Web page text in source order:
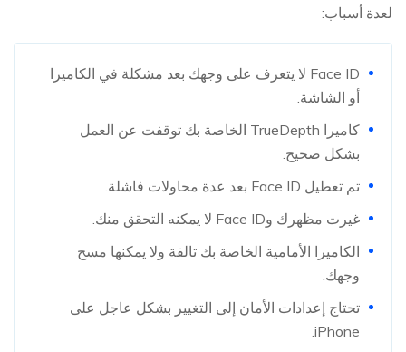
لعدة أسباب:
Face ID لا يتعرف على وجهك بعد مشكلة في الكاميرا
أو الشاشة.
كاميرا TrueDepth الخاصة بك توقفت عن العمل
بشكل صحيح.
تم تعطيل Face ID بعد عدة محاولات فاشلة.
غيرت مظهرك وFace ID لا يمكنه التحقق منك.
الكاميرا الأمامية الخاصة بك تالفة ولا يمكنها مسح
وجهك.
تحتاج إعدادات الأمان إلى التغيير بشكل عاجل على
iPhone.